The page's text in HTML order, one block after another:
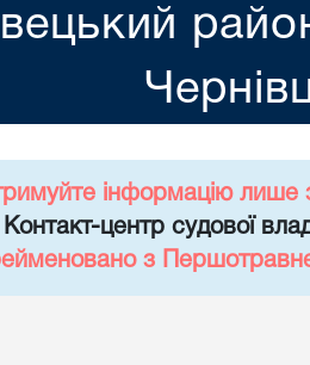
інформацію лише
центр судової
з